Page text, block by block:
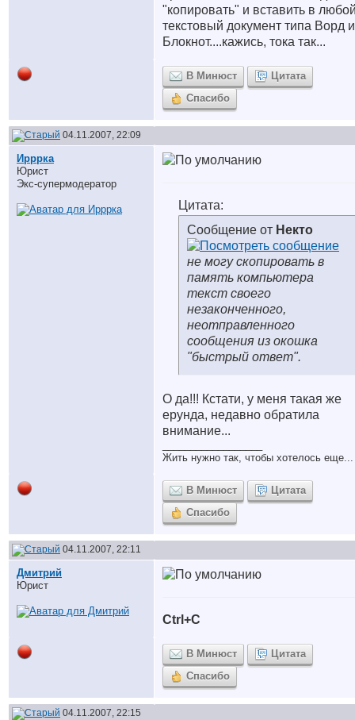
"копировать" и вставить в
текстовый документ типа Ворд
Блокнот....кажись, тока так...
В Минюст
Цитата
Спасибо
04.11.2007, 22:09
Ирррка
Юрист
Экс-супермодератор
Цитата:
Сообщение от Некто
не могу скопировать в
память компьютера
текст своего
незаконченного,
неотправленного
сообщения из окошка
"быстрый ответ".
О да!!! Кстати, у меня такая же
ерунда, недавно обратила
внимание...
Жить нужно так, чтобы хотелось еще...
В Минюст
Цитата
Спасибо
04.11.2007, 22:11
Дмитрий
Юрист
Ctrl+C
В Минюст
Цитата
Спасибо
04.11.2007, 22:15